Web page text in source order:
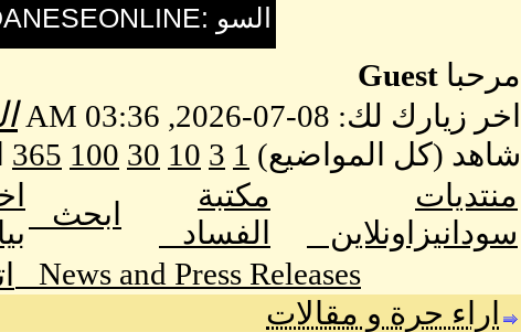
مرحبا Guest
اخر زيارك لك: 08-07-2026, 03:36 AM
شاهد (كل المواضيع) 1
3
10
30
100
365
منتديات
سودانيزاونلاين
مكتبة
الفساد
ابحث
News and Press Releases
اراء حرة و مقالات